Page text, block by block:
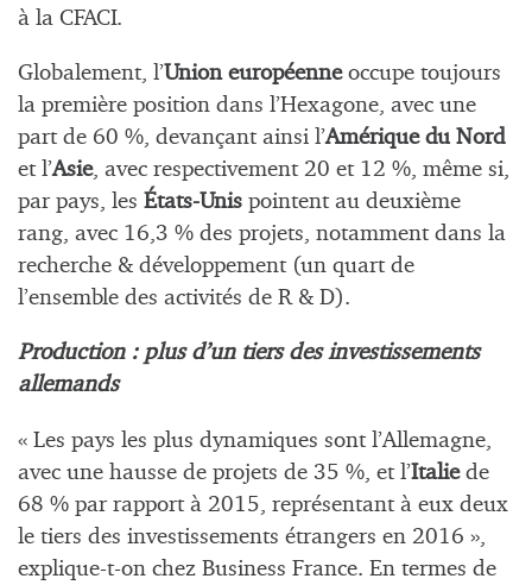
à la CFACI.
Globalement, l’Union européenne occupe toujours
la première position dans l’Hexagone, avec une
part de 60 %, devançant ainsi l’Amérique du Nord
et l’Asie, avec respectivement 20 et 12 %, même si,
par pays, les États-Unis pointent au deuxième
rang, avec 16,3 % des projets, notamment dans la
recherche & développement (un quart de
l’ensemble des activités de R & D).
Production : plus d’un tiers des investissements
allemands
« Les pays les plus dynamiques sont l’Allemagne,
avec une hausse de projets de 35 %, et l’Italiede
68 % par rapport à 2015, représentant à eux deux
le tiers des investissements étrangers en 2016 »,
explique-t-on chez Business France. En termes de